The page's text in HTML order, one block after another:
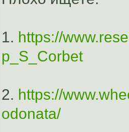
1. https://
p_S_Corbet
2. https://
odonata/